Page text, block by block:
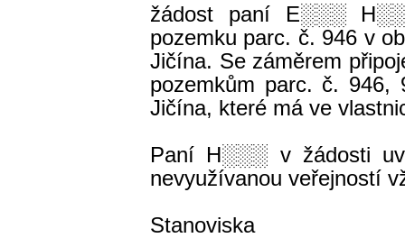
žádost paní E░░░ H
pozemku parc. č. 946 v
Jičína. Se záměrem
pozemkům parc. č.
Jičína, které má ve
Paní H░░░ v žádosti
nevyužívanou veřejností
Stanoviska